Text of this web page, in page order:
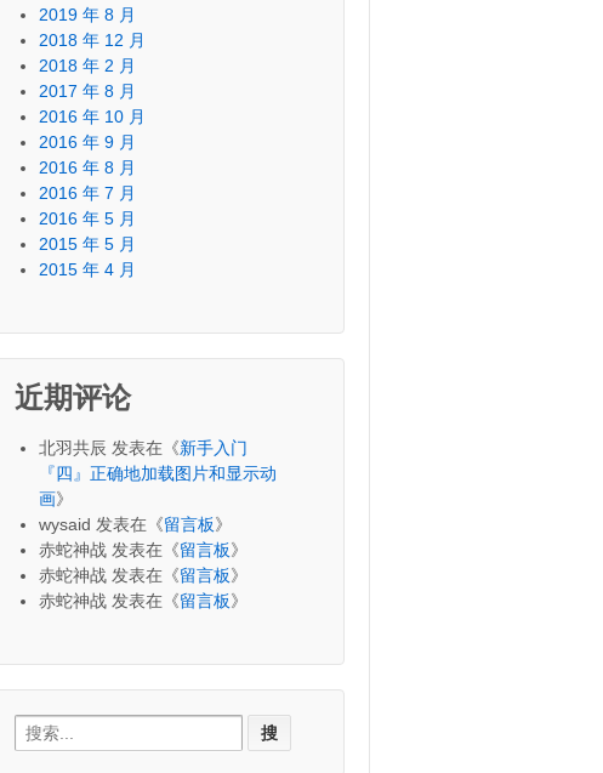
2019 年 8 月
2018 年 12 月
2018 年 2 月
2017 年 8 月
2016 年 10 月
2016 年 9 月
2016 年 8 月
2016 年 7 月
2016 年 5 月
2015 年 5 月
2015 年 4 月
近期评论
北羽共辰 发表在《新手入门
『四』正确地加载图片和显示动
画》
wysaid 发表在《留言板》
赤蛇神战 发表在《留言板》
赤蛇神战 发表在《留言板》
赤蛇神战 发表在《留言板》
Search
for: